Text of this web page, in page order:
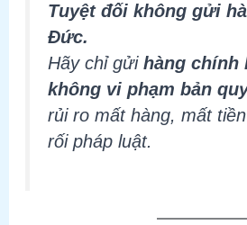
Tuyệt đối không gửi
Đức.
Hãy chỉ gửi hàng chính
không vi phạm bản
rủi ro mất hàng, mất
rối pháp luật.